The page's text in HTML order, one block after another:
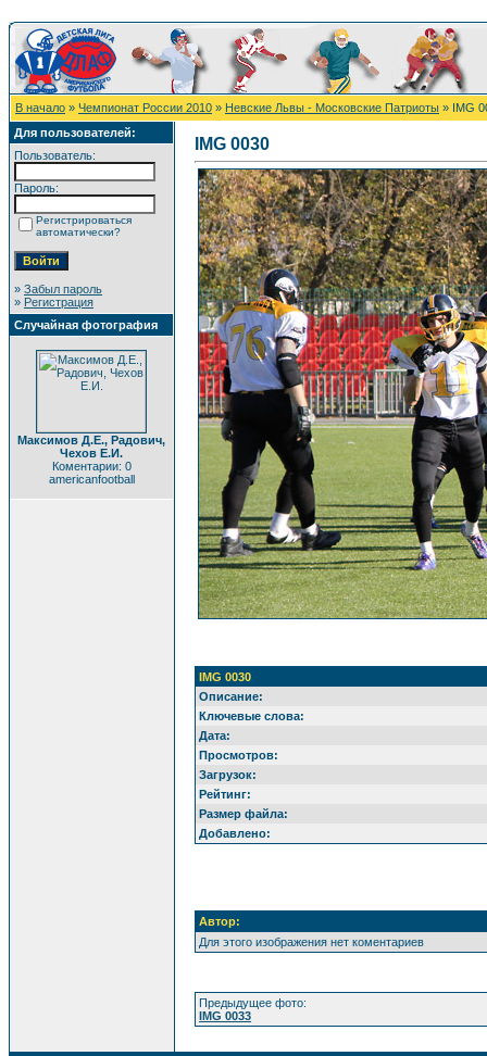
В начало » Чемпионат России 2010 » Невские Львы - Московские Патриоты » IMG
Для пользователей:
Пользователь:
Пароль:
Регистрироваться
автоматически?
» Забыл пароль
» Регистрация
Случайная фотография
Максимов Д.Е., Радович,
Чехов Е.И.
Коментарии: 0
americanfootball
IMG 0030
IMG 0030
Описание:
Ключевые слова:
Дата:
Просмотров:
Загрузок:
Рейтинг:
Размер файла:
Добавлено:
Автор:
Для этого изображения нет коментариев
Предыдущее фото:
IMG 0033